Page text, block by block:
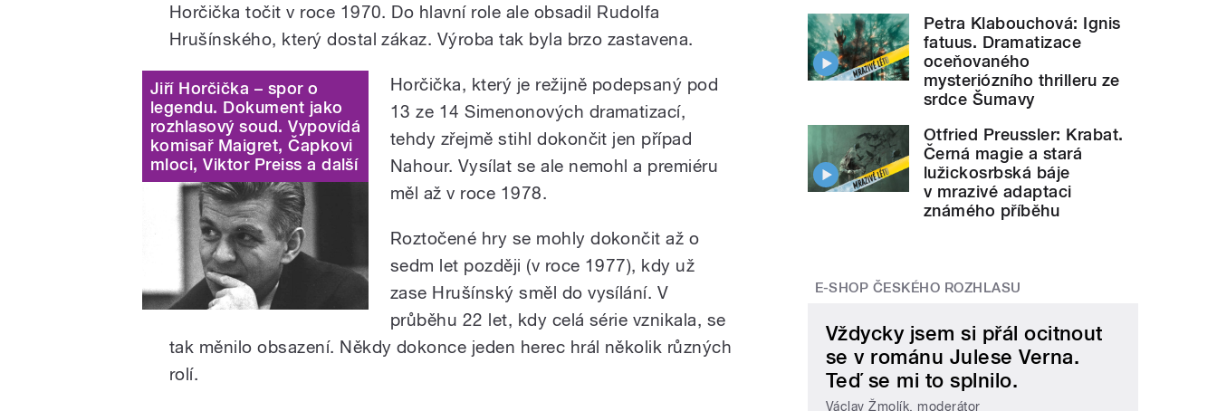
Horčička točit v roce 1970. Do hlavní role ale obsadil Rudolfa
Hrušínského, který dostal zákaz. Výroba tak byla brzo zastavena.
Jiří Horčička – spor o
legendu. Dokument jako
rozhlasový soud. Vypovídá
komisař Maigret, Čapkovi
mloci, Viktor Preiss a další
Horčička, který je režijně podepsaný pod
13 ze 14 Simenonových dramatizací,
tehdy zřejmě stihl dokončit jen případ
Nahour. Vysílat se ale nemohl a premiéru
měl až v roce 1978.
Roztočené hry se mohly dokončit až o
sedm let později (v roce 1977), kdy už
zase Hrušínský směl do vysílání. V
průběhu 22 let, kdy celá série vznikala, se
tak měnilo obsazení. Někdy dokonce jeden herec hrál několik různých
rolí.
Petra Klabouchová: Ignis
fatuus. Dramatizace
oceňovaného
mysteriózního thrilleru ze
srdce Šumavy
Otfried Preussler: Krabat.
Černá magie a stará
lužickosrbská báje
v mrazivé adaptaci
známého příběhu
E-SHOP ČESKÉHO ROZHLASU
Vždycky jsem si přál ocitnout
se v románu Julese Verna.
Teď se mi to splnilo.
Václav Žmolík, moderátor